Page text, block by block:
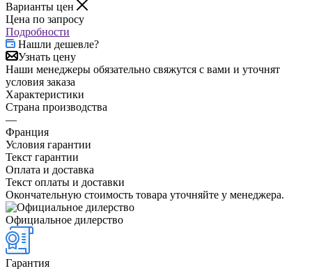
Варианты цен
Цена по запросу
Подробности
Нашли дешевле?
Узнать цену
Наши менеджеры обязательно свяжутся с вами и уточнят
условия заказа
Характеристики
Страна производства
—
Франция
Условия гарантии
Текст гарантии
Оплата и доставка
Текст оплаты и доставки
Окончательную стоимость товара уточняйте у менеджера.
Официальное дилерство
Гарантия